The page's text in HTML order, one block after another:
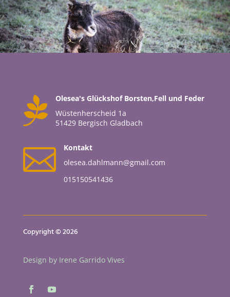

Olesea's Glückshof Borsten,Fell und Feder
Wüstenherscheid 1a
51429 Bergisch Gladbach

Kontakt
olesea.dahlmann@gmail.com
015150541436
Copyright © 2026
Design by Irene Garrido Vives